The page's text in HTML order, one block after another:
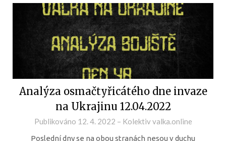
Analýza osmačtyřicátého dne invaze
na Ukrajinu 12.04.2022
Publikováno 12. 4. 2022 – Kolektiv valka.online
Poslední dny se na obou stranách nesou v duchu